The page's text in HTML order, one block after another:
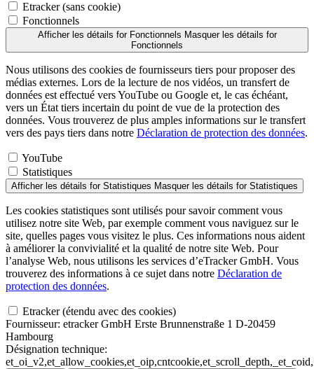
Etracker (sans cookie)
Fonctionnels
Afficher les détails for Fonctionnels Masquer les détails for
Fonctionnels
Nous utilisons des cookies de fournisseurs tiers pour proposer des
médias externes. Lors de la lecture de nos vidéos, un transfert de
données est effectué vers YouTube ou Google et, le cas échéant,
vers un État tiers incertain du point de vue de la protection des
données. Vous trouverez de plus amples informations sur le transfert
vers des pays tiers dans notre Déclaration de protection des données.
YouTube
Statistiques
Afficher les détails for Statistiques Masquer les détails for Statistiques
Les cookies statistiques sont utilisés pour savoir comment vous
utilisez notre site Web, par exemple comment vous naviguez sur le
site, quelles pages vous visitez le plus. Ces informations nous aident
à améliorer la convivialité et la qualité de notre site Web. Pour
l’analyse Web, nous utilisons les services d’eTracker GmbH. Vous
trouverez des informations à ce sujet dans notre Déclaration de
protection des données.
Etracker (étendu avec des cookies)
Fournisseur: etracker GmbH Erste Brunnenstraße 1 D-20459
Hambourg
Désignation technique: